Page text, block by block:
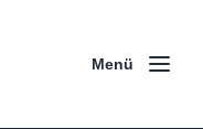
Menü